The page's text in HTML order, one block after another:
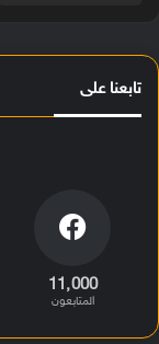
تابعنا على
11٬000
المتابعون